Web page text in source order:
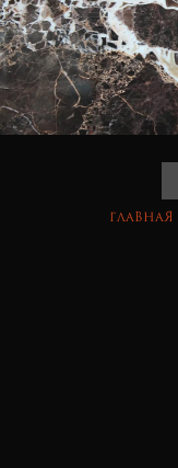
Главная